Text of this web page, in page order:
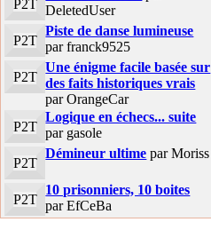
P2T DeletedUser
P2T
Piste de danse lumineuse
par franck9525
P2T
Une énigme facile basée sur
des faits historiques vrais
par OrangeCar
P2T
Logique en échecs... suite
par gasole
P2T
Démineur ultime par Moriss
P2T
10 prisonniers, 10 boites
par EfCeBa